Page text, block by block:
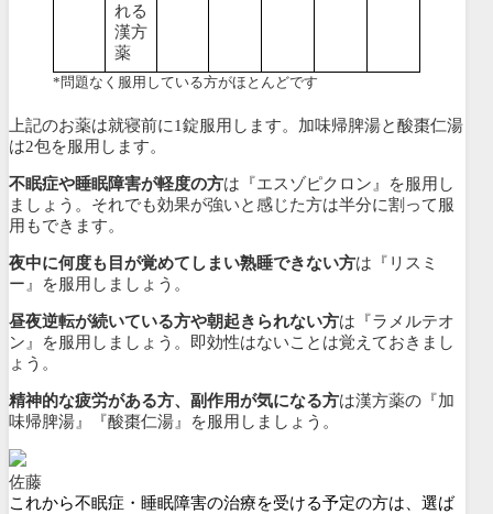
れる
漢方
薬
*問題なく服用している方がほとんどです
上記のお薬は就寝前に1錠服用します。 加味帰脾湯と酸棗仁湯
は2包を服用します。
不眠症や睡眠障害が軽度の方は『エスゾピクロン 』を服用し
ましょう。それでも効果が強いと感じた方は半分に割って服
用もできます。
夜中に何度も目が覚めてしまい熟睡できない方は『 リスミ
ー 』を服用しましょう。
昼夜逆転が続いている方や朝起きられない方は『ラメルテオ
ン 』を服用しましょう。即効性はないことは覚えておきまし
ょう。
精神的な疲労がある方、副作用が気になる方は漢方薬の『加
味帰脾湯』『酸棗仁湯』を服用しましょう。
佐藤
これから不眠症・睡眠障害の治療を受ける予定の方は、選ば